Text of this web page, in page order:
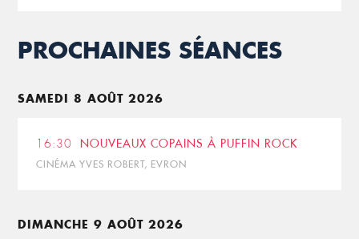
PROCHAINES SÉANCES
SAMEDI 8 AOÛT 2026
16:30 NOUVEAUX COPAINS À PUFFIN ROCK
CINÉMA YVES ROBERT, EVRON
DIMANCHE 9 AOÛT 2026